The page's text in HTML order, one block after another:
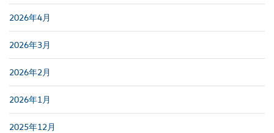
2026年4月
2026年3月
2026年2月
2026年1月
2025年12月